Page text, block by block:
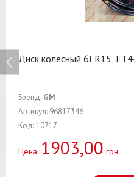
Диск колесный 6J R15,
Бренд: GM
Артикул: 96817346
Код: 10717
Цена: 1903,00 грн.